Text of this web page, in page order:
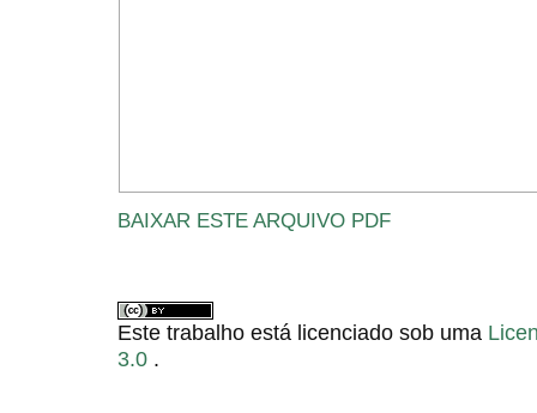
BAIXAR ESTE ARQUIVO PDF
Este trabalho está licenciado sob uma
3.0 .